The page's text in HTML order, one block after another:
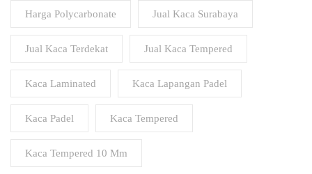
Harga Polycarbonate Jual Kaca Surabaya
Jual Kaca Terdekat Jual Kaca Tempered
Kaca Laminated Kaca Lapangan Padel
Kaca Padel Kaca Tempered
Kaca Tempered 10 Mm